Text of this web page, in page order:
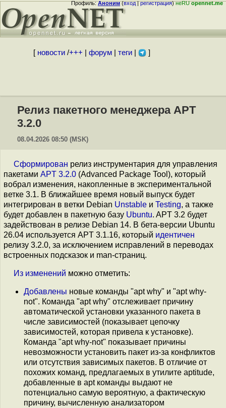
Профиль:Аноним(вход|регистрация)неRUopennet.me
[ новости/+++ форум| теги| ]
Релиз пакетного менеджера APT
3.2.0
08.04.2026 08:50 (MSK)
Сформирован релиз инструментария для управления
пакетами APT 3.2.0 (Advanced Package Tool), который
вобрал изменения, накопленные в экспериментальной
ветке 3.1. В ближайшее время новый выпуск будет
интегрирован в ветки Debian Unstable и Testing, а также
будет добавлен в пакетную базу Ubuntu. APT 3.2 будет
задействован в релизе Debian 14. В бета-версии Ubuntu
26.04 используется APT 3.1.16, который идентичен
релизу 3.2.0, за исключением исправлений в переводах
встроенных подсказок и man-страниц.
Из изменений можно отметить:
Добавлены новые команды "apt why" и "apt why-
not". Команда "apt why" отслеживает причину
автоматической установки указанного пакета в
числе зависимостей (показывает цепочку
зависимостей, которая привела к установке).
Команда "apt why-not" показывает причины
невозможности установить пакет из-за конфликтов
или отсутствия зависимых пакетов. В отличие от
похожих команд, предлагаемых в утилите aptitude,
добавленные в apt команды выдают не
потенциально самую вероятную, а фактическую
причину, вычисленную анализатором